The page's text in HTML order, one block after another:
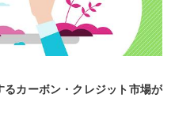
カーボン・クレジット市場が